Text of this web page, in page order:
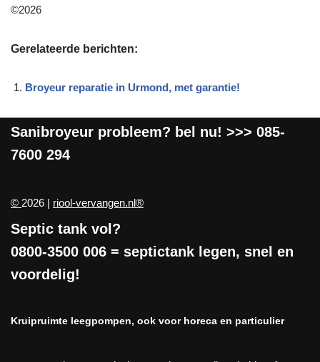
©2026
Gerelateerde berichten:
Broyeur reparatie in Urmond, met garantie!
Sanibroyeur probleem? bel nu! >>> 085-
7600 294
© 2026 | riool-vervangen.nl®
Septic tank vol?
0800-3500 006 = septictank legen, snel en
voordelig!
Kruipruimte leegpompen, ook voor horeca en particulier